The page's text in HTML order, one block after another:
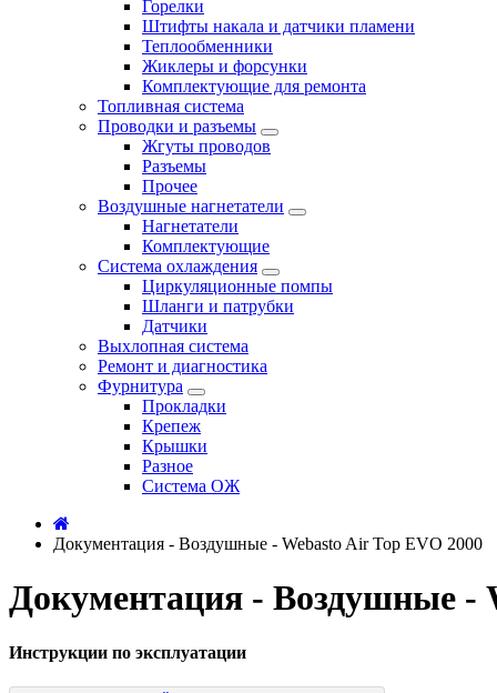
Горелки
Штифты накала и датчики пламени
Теплообменники
Жиклеры и форсунки
Комплектующие для ремонта
Топливная система
Проводки и разъемы
Жгуты проводов
Разъемы
Прочее
Воздушные нагнетатели
Нагнетатели
Комплектующие
Система охлаждения
Циркуляционные помпы
Шланги и патрубки
Датчики
Выхлопная система
Ремонт и диагностика
Фурнитура
Прокладки
Крепеж
Крышки
Разное
Система ОЖ
Документация - Воздушные - Webasto Air Top EVO 2000
Документация - Воздушные -
Инструкции по эксплуатации